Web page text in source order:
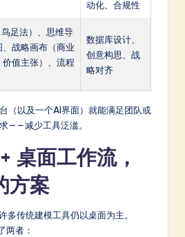
动化、合规性
足法）、思维导
、战略画布（商业
值主张）、流程
数据库设计、
创意构思、战
略对齐
（以及一个AI界面）就能满足团队或
——减少工具泛滥。
桌面工作流，
方案
多传统建模工具仍以桌面为主。
两者：